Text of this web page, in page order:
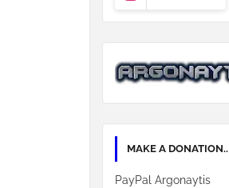
MAKE A DONATION..
PayPal Argonaytis